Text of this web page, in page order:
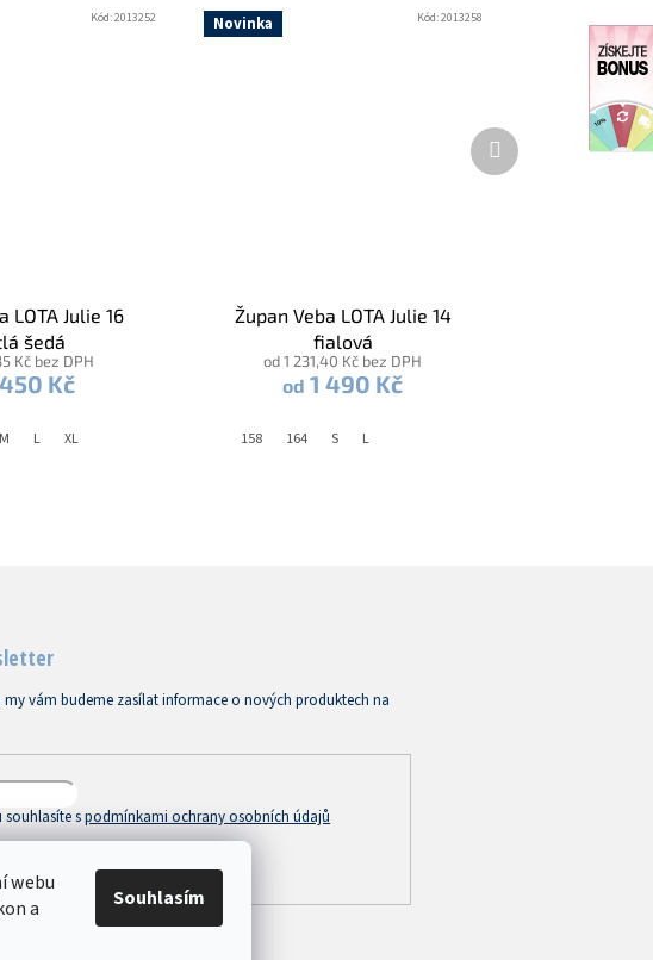
webu
a
Souhlasím
LOTA Julie 16
šedá
Kč bez DPH
Kč
M L XL
Kód:2013252 Novinka
Župan Veba LOTA Julie 14
fialová
od 1 231,40 Kč bez DPH
od 1 490 Kč
158 164 S L
Kód:2013258
Další
produkt
my vám budeme zasílat informace o nových produktech na
souhlasíte spodmínkami ochrany osobních údajů